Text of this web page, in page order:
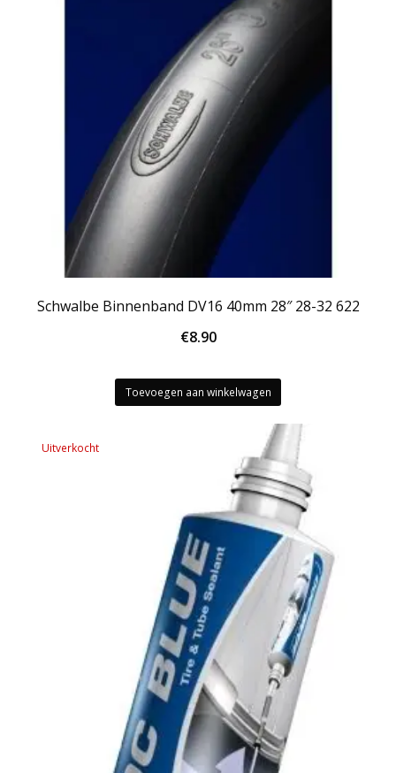
Schwalbe Binnenband DV16 40mm 28″ 28-32 622
€8.90
Toevoegen aan winkelwagen
Uitverkocht